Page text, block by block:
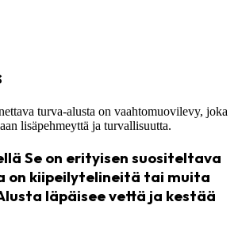
turva-alusta on vaahtomuovilevy, joka
lisäpehmeyttä ja turvallisuutta.
Se on erityisen suositeltava
on kiipeilytelineitä tai muita
läpäisee vettä ja kestää